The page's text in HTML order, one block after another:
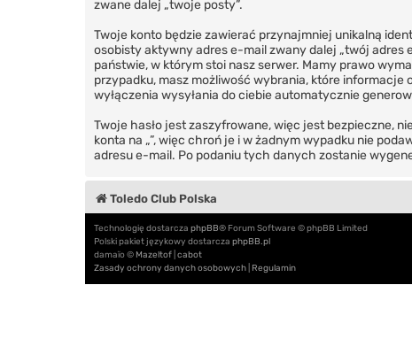
zwane dalej „twoje posty”.
Twoje konto będzie zawierać przynajmniej unikalną
osobisty aktywny adres e-mail zwany dalej „twój adres
państwie, w którym stoi nasz serwer. Mamy prawo
przypadku, masz możliwość wybrania, które informacje
wyłączenia wysyłania do ciebie automatycznie
Twoje hasło jest zaszyfrowane, więc jest bezpieczne,
konta na „”, więc chroń je i w żadnym wypadku nie
adresu e-mail. Po podaniu tych danych zostanie
Toledo Club Polska
Technologię dostarcza phpBB® Forum Software © phpBB Limited
Polski pakiet językowy dostarcza phpBB.pl
damaïo © Mazeltof cabot
Zasady ochrony danych osobowych Regulamin